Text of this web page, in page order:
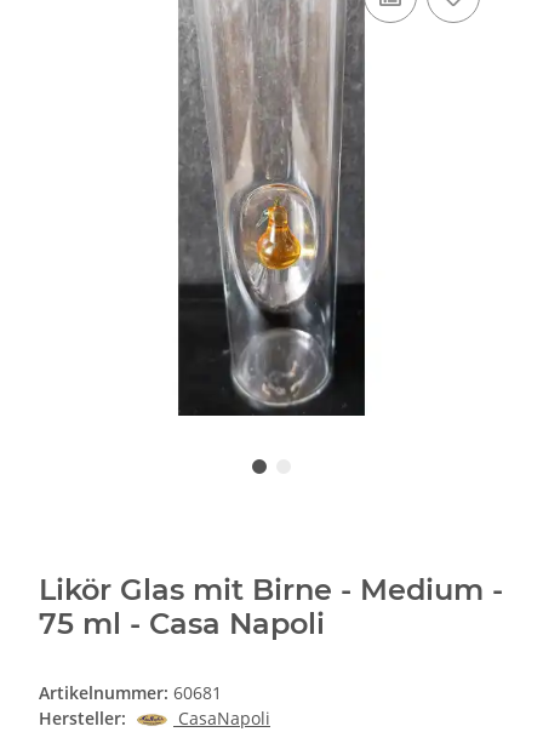
Likör Glas mit Birne - Medium -
75 ml - Casa Napoli
Artikelnummer: 60681
Hersteller:
CasaNapoli